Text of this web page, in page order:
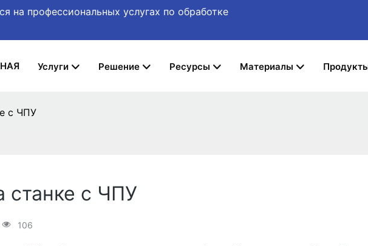
на профессиональных услугах по обработке
Услуги Решение Ресурсы Материалы
с ЧПУ
станке с ЧПУ
106